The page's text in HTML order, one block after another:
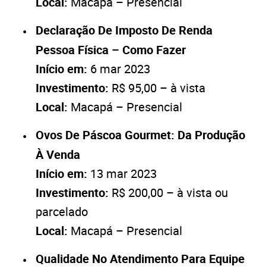
Declaração De Imposto De Renda
Pessoa Física – Como Fazer
Início em: 6 mar 2023
Investimento: R$ 95,00 – à vista
Local: Macapá – Presencial
Ovos De Páscoa Gourmet: Da Produção
À Venda
Início em: 13 mar 2023
Investimento: R$ 200,00 – à vista ou
parcelado
Local: Macapá – Presencial
Qualidade No Atendimento Para Equipe